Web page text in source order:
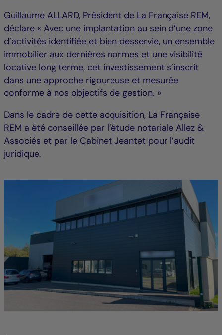
Guillaume ALLARD, Président de La Française REM,
déclare « Avec une implantation au sein d’une zone
d’activités identifiée et bien desservie, un ensemble
immobilier aux dernières normes et une visibilité
locative long terme, cet investissement s’inscrit
dans une approche rigoureuse et mesurée
conforme à nos objectifs de gestion. »
Dans le cadre de cette acquisition, La Française
REM a été conseillée par l’étude notariale Allez &
Associés et par le Cabinet Jeantet pour l’audit
juridique.